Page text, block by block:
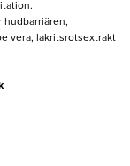
hudbarriären,
vera, lakritsrotsextrakt